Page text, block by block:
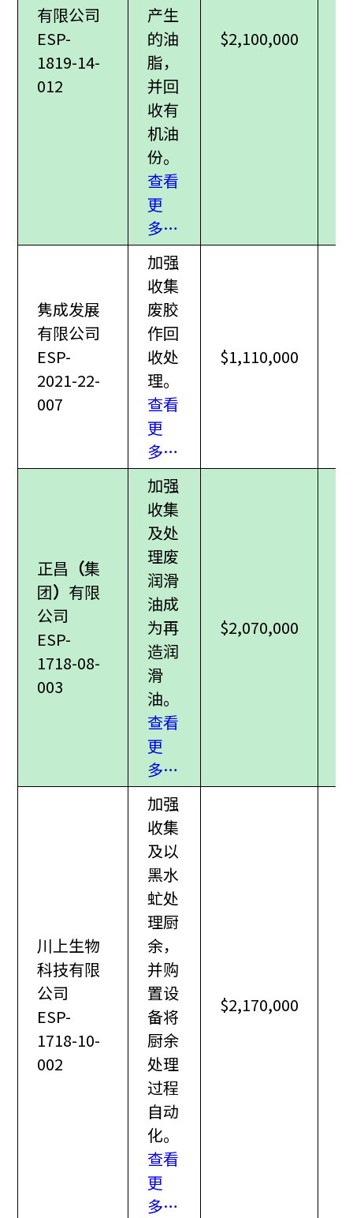
有限公司
ESP-
1819-14-
012
产生
的油
脂，
并回
收有
机油
份。
查看
更
多…
$2,100,000
隽成发展
有限公司
ESP-
2021-22-
007
加强
收集
废胶
作回
收处
理。
查看
更
多…
$1,110,000
正昌 （集
团） 有限
公司
ESP-
1718-08-
003
加强
收集
及处
理废
润滑
油成
为再
造润
滑
油。
查看
更
多…
$2,070,000
川上生物
科技有限
公司
ESP-
1718-10-
002
加强
收集
及以
黑水
虻处
理厨
余，
并购
置设
备将
厨余
处理
过程
自动
化。
查看
更
多…
$2,170,000